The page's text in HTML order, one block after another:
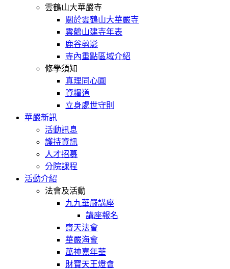
雲鶴山大華嚴寺
關於雲鶴山大華嚴寺
雲鶴山建寺年表
鹿谷剪影
寺內重點區域介紹
修學須知
真理同心圓
資糧道
立身處世守則
華嚴新訊
活動訊息
護持資訊
人才招募
分院課程
活動介紹
法會及活動
九九華嚴講座
講座報名
齋天法會
華嚴海會
萬神嘉年華
財寶天王燈會